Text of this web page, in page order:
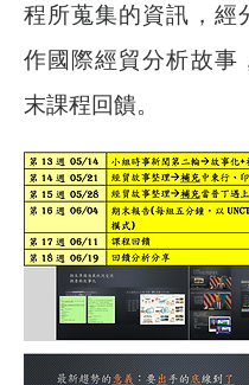
程所蒐集的資訊，經
作國際經貿分析故事
末課程回饋。